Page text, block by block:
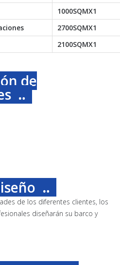
1000SQMX1
2700SQMX1
2100SQMX1
de
‥
‥
de los diferentes clientes, los
diseñarán su barco y